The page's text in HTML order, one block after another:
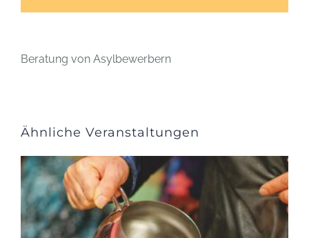
Beratung von Asylbewerbern
Ähnliche Veranstaltungen